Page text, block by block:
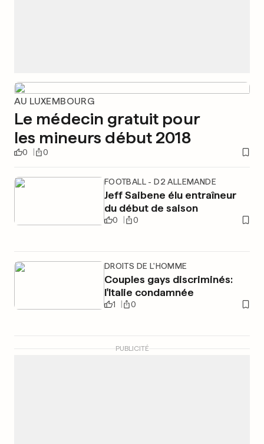
AU LUXEMBOURG
Le médecin gratuit pour
les mineurs début 2018
0 0
FOOTBALL - D2 ALLEMANDE
Jeff Saibene élu entraîneur
du début de saison
0 0
DROITS DE L'HOMME
Couples gays discriminés:
l'Italie condamnée
1 0
PUBLICITÉ